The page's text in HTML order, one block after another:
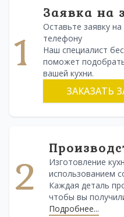
1
Заявка на
Оставьте заявку
телефону
Наш специалист
поможет
вашей кухни.
ЗАКАЗАТЬ
2
Изготовление
использованием
Каждая деталь
чтобы вы
Подробнее...